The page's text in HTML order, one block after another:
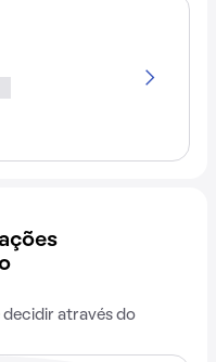
decidir através do